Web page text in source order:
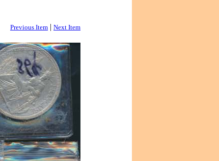
Previous Item | Next Item